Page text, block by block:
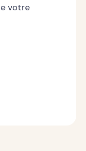
votre